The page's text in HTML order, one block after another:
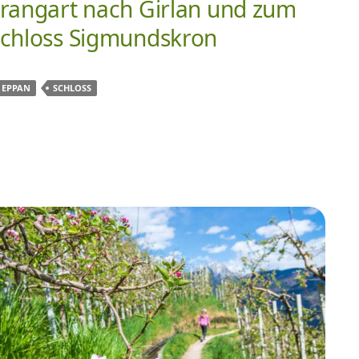
nach Girlan und zum
Sigmundskron
EPPAN SCHLOSS